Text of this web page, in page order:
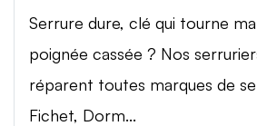
Serrure dure, clé qui tourne
poignée cassée ? Nos
réparent toutes marques de
Fichet, Dorm...